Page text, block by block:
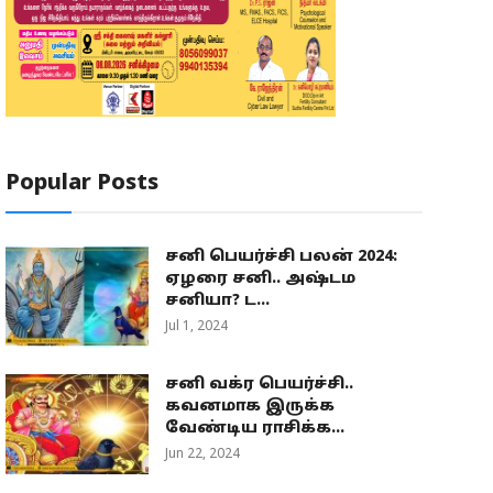
Popular Posts
சனி பெயர்ச்சி பலன் 2024:
ஏழரை சனி.. அஷ்டம
சனியா? ட...
Jul 1, 2024
சனி வக்ர பெயர்ச்சி..
கவனமாக இருக்க
வேண்டிய ராசிக்க...
Jun 22, 2024